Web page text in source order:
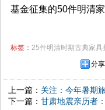
基金征集的50件明清
标签： 25件明清时期古典家具
分享
上一篇： 关注：今年暑期
下一篇： 甘肃地震亲历者